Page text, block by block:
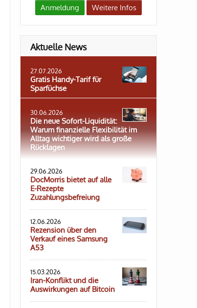
Anmeldung Weitere Infos
Aktuelle News
27.07.2026
Gratis Handy-Tarif für
Sparfüchse
30.06.2026
Die neue Sofort-Liquidität:
Warum finanzielle Flexibilität im
Alltag wichtiger wird als große
Rücklagen
29.06.2026
DocMorris bietet auf alle
E-Rezepte
Zuzahlungsbefreiung
12.06.2026
Rezension über den
Verkauf eines Samsung
A53
15.03.2026
Iran-Konflikt und die
Auswirkungen auf Bitcoin